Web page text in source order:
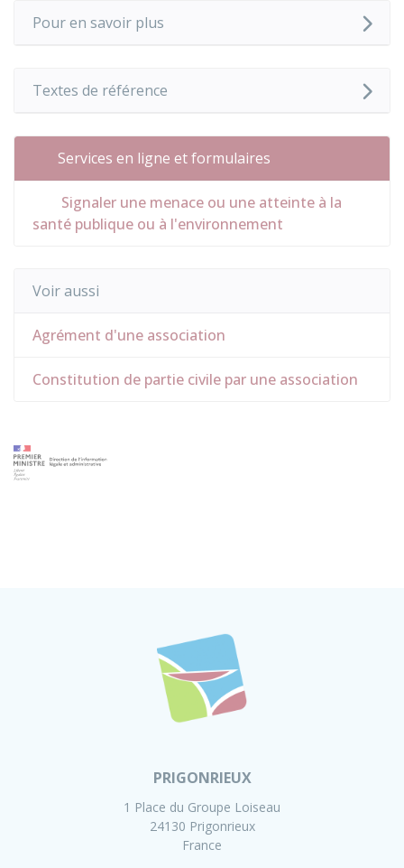
Pour en savoir plus
Textes de référence
Services en ligne et formulaires
Signaler une menace ou une atteinte à la
santé publique ou à l'environnement
Voir aussi
Agrément d'une association
Constitution de partie civile par une association
PRIGONRIEUX
1 Place du Groupe Loiseau
24130 Prigonrieux
France